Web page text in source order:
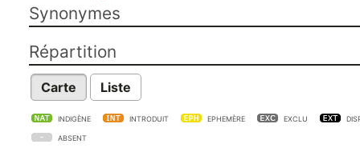
Synonymes
Répartition
Carte Liste
INDIGÈNE INTRODUIT EPHEMÈRE EXCLU
ABSENT